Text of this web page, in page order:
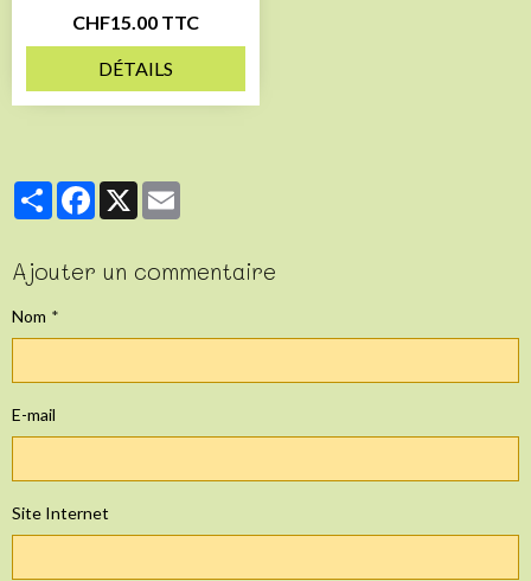
CHF15.00 TTC
DÉTAILS
PartagerFacebook
X
Ajouter un commentaire
Nom
E-mail
Site Internet